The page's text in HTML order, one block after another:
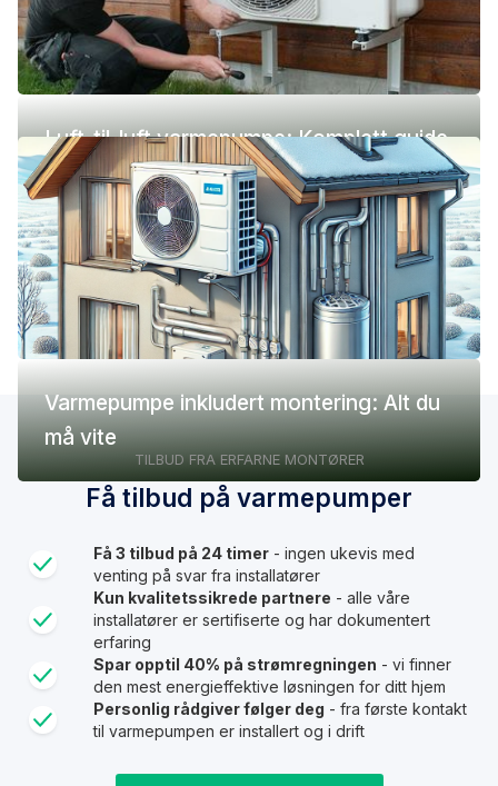
Luft-til-luft varmepumpe: Komplett guide
(pris, fordeler og ulemper)
Varmepumpe inkludert montering: Alt du
må vite
TILBUD FRA ERFARNE MONTØRER
Få tilbud på varmepumper
Få 3 tilbud på 24 timer - ingen ukevis med
venting på svar fra installatører
Kun kvalitetssikrede partnere - alle våre
installatører er sertifiserte og har dokumentert
erfaring
Spar opptil 40% på strømregningen - vi finner
den mest energieffektive løsningen for ditt hjem
Personlig rådgiver følger deg - fra første kontakt
til varmepumpen er installert og i drift